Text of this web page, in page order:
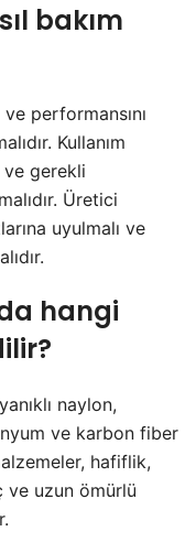
bakım
ve performansını
Kullanım
gerekli
Üretici
uyulmalı ve
hangi
naylon,
ve karbon fiber
hafiflik,
ve uzun ömürlü